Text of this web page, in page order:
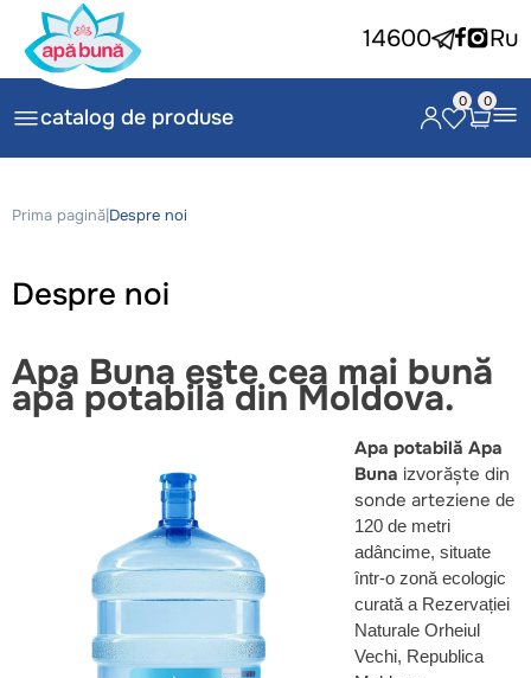
14600 Ru
catalog de produse
0 0
Prima pagină|Despre noi
Despre noi
Apa Buna este cea mai bună
apă potabilă din Moldova.
Apa potabilă Apa
Buna izvorăște din
sonde arteziene de
120 de metri
adâncime, situate
într-o zonă ecologic
curată a Rezervației
Naturale Orheiul
Vechi, Republica